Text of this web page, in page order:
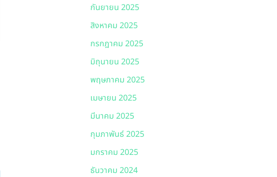
กันยายน 2025
สิงหาคม 2025
กรกฎาคม 2025
มิถุนายน 2025
พฤษภาคม 2025
เมษายน 2025
มีนาคม 2025
กุมภาพันธ์ 2025
มกราคม 2025
ธันวาคม 2024